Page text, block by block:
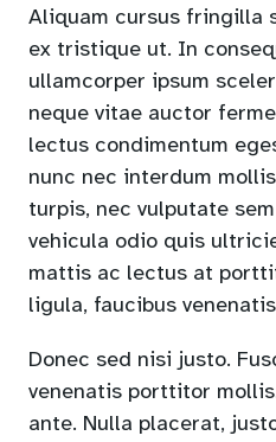
Aliquam cursus fringilla
ex tristique ut. In
ullamcorper ipsum
neque vitae auctor
lectus condimentum
nunc nec interdum
turpis, nec vulputate
vehicula odio quis
mattis ac lectus at
ligula, faucibus
Donec sed nisi justo.
venenatis porttitor
ante. Nulla placerat,